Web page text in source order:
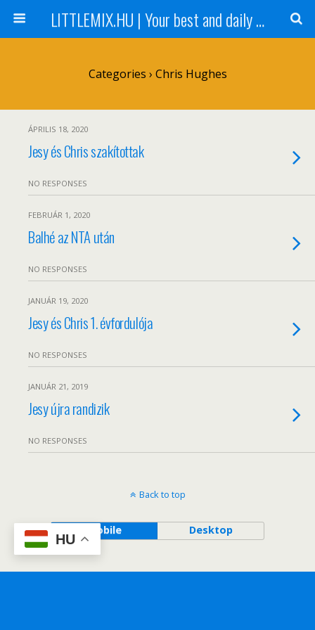
LITTLEMIX.HU | Your best and daily updated fansite about Little Mix
Categories › Chris Hughes
ÁPRILIS 18, 2020
Jesy és Chris szakítottak
NO RESPONSES
FEBRUÁR 1, 2020
Balhé az NTA után
NO RESPONSES
JANUÁR 19, 2020
Jesy és Chris 1. évfordulója
NO RESPONSES
JANUÁR 21, 2019
Jesy újra randizik
NO RESPONSES
Back to top
Mobile Desktop
HU